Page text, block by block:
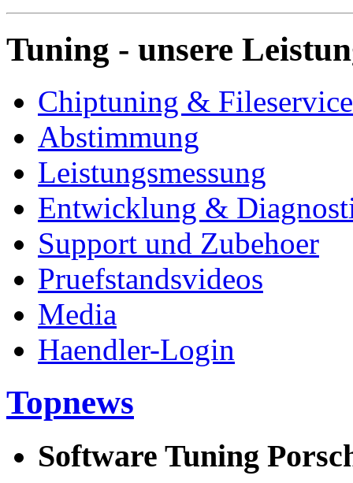
Tuning - unsere
Chiptuning & Fileservice
Abstimmung
Leistungsmessung
Entwicklung &
Support und Zubehoer
Pruefstandsvideos
Media
Haendler-Login
Topnews
Software Tuning